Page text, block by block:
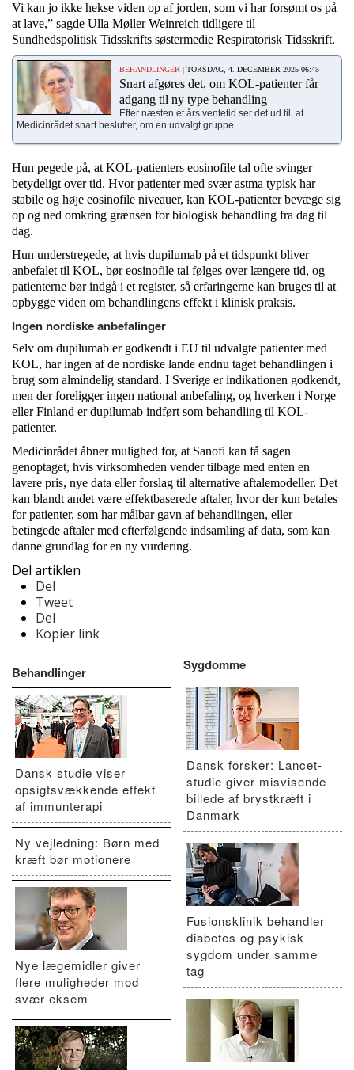
Vi kan jo ikke hekse viden op af jorden, som vi har forsømt os på
at lave,” sagde Ulla Møller Weinreich tidligere til
Sundhedspolitisk Tidsskrifts søstermedie Respiratorisk Tidsskrift.
BEHANDLINGER | TORSDAG, 4. DECEMBER 2025 06:45
Snart afgøres det, om KOL-patienter får
adgang til ny type behandling
Efter næsten et års ventetid ser det ud til, at
Medicinrådet snart beslutter, om en udvalgt gruppe
Hun pegede på, at KOL-patienters eosinofile tal ofte svinger
betydeligt over tid. Hvor patienter med svær astma typisk har
stabile og høje eosinofile niveauer, kan KOL-patienter bevæge sig
op og ned omkring grænsen for biologisk behandling fra dag til
dag.
Hun understregede, at hvis dupilumab på et tidspunkt bliver
anbefalet til KOL, bør eosinofile tal følges over længere tid, og
patienterne bør indgå i et register, så erfaringerne kan bruges til at
opbygge viden om behandlingens effekt i klinisk praksis.
Ingen nordiske anbefalinger
Selv om dupilumab er godkendt i EU til udvalgte patienter med
KOL, har ingen af de nordiske lande endnu taget behandlingen i
brug som almindelig standard. I Sverige er indikationen godkendt,
men der foreligger ingen national anbefaling, og hverken i Norge
eller Finland er dupilumab indført som behandling til KOL-
patienter.
Medicinrådet åbner mulighed for, at Sanofi kan få sagen
genoptaget, hvis virksomheden vender tilbage med enten en
lavere pris, nye data eller forslag til alternative aftalemodeller. Det
kan blandt andet være effektbaserede aftaler, hvor der kun betales
for patienter, som har målbar gavn af behandlingen, eller
betingede aftaler med efterfølgende indsamling af data, som kan
danne grundlag for en ny vurdering.
Del artiklen
Del
Tweet
Del
Kopier link
Behandlinger
Dansk studie viser
opsigtsvækkende effekt
af immunterapi
Ny vejledning: Børn med
kræft bør motionere
Nye lægemidler giver
flere muligheder mod
svær eksem
Sygdomme
Dansk forsker: Lancet-
studie giver misvisende
billede af brystkræft i
Danmark
Fusionsklinik behandler
diabetes og psykisk
sygdom under samme
tag